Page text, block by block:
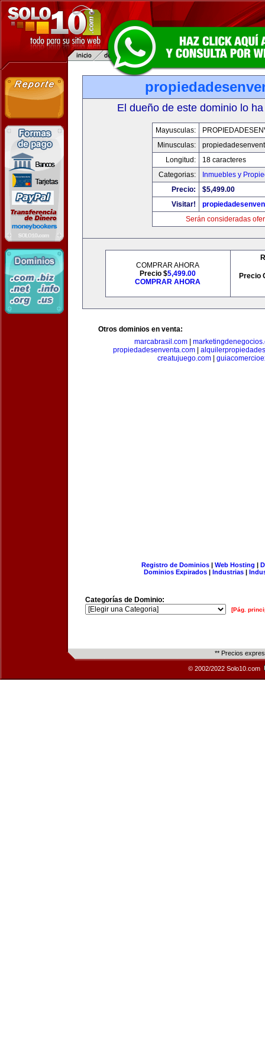
El dueño de este dominio lo
Mayusculas:
Minusculas:
Longitud:
18 caracteres
Categorias:
Inmuebles y
Precio:
$5,499.00
Visitar!
Serán consideradas
COMPRAR AHORA
Precio $5,499.00
COMPRAR AHORA
Precio
Otros dominios en venta:
marcabrasil.com
propiedadesenventa.com
creatujuego.com
Registro de Dominios| Web Hosting |
Dominios Expirados | Industrias |
Categorías de Dominio:
[Pág.
** Precios
© 2002/2022 Solo10.com